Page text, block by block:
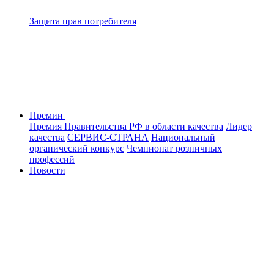
Защита прав потребителя
Премии
Премия Правительства РФ в области качества Лидер
качества СЕРВИС-СТРАНА Национальный
органический конкурс Чемпионат розничных
профессий
Новости